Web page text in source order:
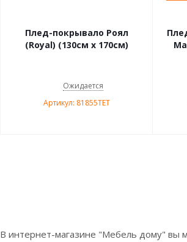
Плед-покрывало Роял
(Royal) (130см х 170см)
Ожидается
Артикул: 81855TET
В интернет-магазине "Мебель дому" вы